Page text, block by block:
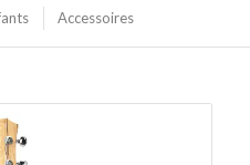
Accessoires